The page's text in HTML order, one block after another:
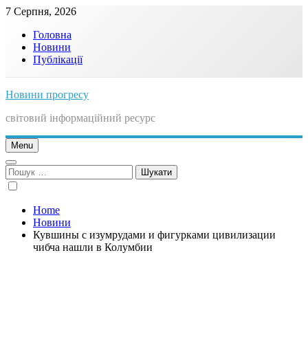
Skip
content
7 Серпня, 2026
Головна
Новини
Публікації
Новини прогресу
світовий інформаційний ресурс
Menu
Пошук:
Home
Новини
Кувшины с изумрудами и фигурками цивилизации
чибча нашли в Колумбии